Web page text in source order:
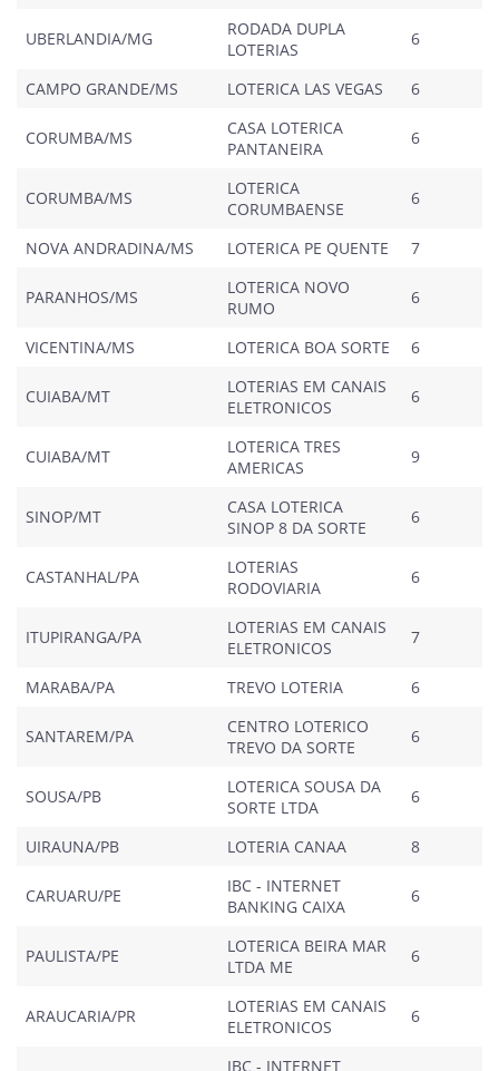
UBERLANDIA/MG
RODADA DUPLA
LOTERIAS
6
CAMPO GRANDE/MS LOTERICA LAS VEGAS 6
CORUMBA/MS
CASA LOTERICA
PANTANEIRA
6
CORUMBA/MS
LOTERICA
CORUMBAENSE
6
NOVA ANDRADINA/MS LOTERICA PE QUENTE 7
PARANHOS/MS
LOTERICA NOVO
RUMO
6
VICENTINA/MS LOTERICA BOA SORTE 6
CUIABA/MT
LOTERIAS EM CANAIS
ELETRONICOS
6
CUIABA/MT
LOTERICA TRES
AMERICAS
9
SINOP/MT
CASA LOTERICA
SINOP 8 DA SORTE
6
CASTANHAL/PA
LOTERIAS
RODOVIARIA
6
ITUPIRANGA/PA
LOTERIAS EM CANAIS
ELETRONICOS
7
MARABA/PA TREVO LOTERIA 6
SANTAREM/PA
CENTRO LOTERICO
TREVO DA SORTE
6
SOUSA/PB
LOTERICA SOUSA DA
SORTE LTDA
6
UIRAUNA/PB LOTERIA CANAA 8
CARUARU/PE
IBC - INTERNET
BANKING CAIXA
6
PAULISTA/PE
LOTERICA BEIRA MAR
LTDA ME
6
ARAUCARIA/PR
LOTERIAS EM CANAIS
ELETRONICOS
6
IBC - INTERNET